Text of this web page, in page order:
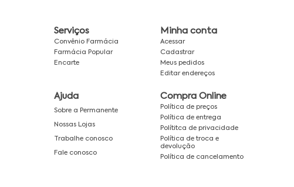
Serviços
Convênio Farmácia
Farmácia Popular
Encarte
Minha conta
Acessar
Cadastrar
Meus pedidos
Editar endereços
Ajuda
Sobre a Permanente
Nossas Lojas
Trabalhe conosco
Fale conosco
Compra Online
Política de preços
Política de entrega
Polítitca de privacidade
Política de troca e
devolução
Política de cancelamento